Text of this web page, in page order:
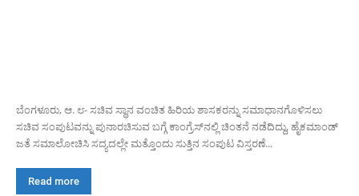
ಬೆಂಗಳೂರು, ಆ. ೮- ಸಚಿವ ಸ್ಥಾನ ವಂಚಿತ ಹಿರಿಯ ಶಾಸಕರನ್ನು ಸಮಾಧಾನಗೊಳಿಸಲು
ಸಚಿವ ಸಂಪುಟವನ್ನು ಪುನಾರಚಿಸುವ ಬಗ್ಗೆ ಕಾಂಗ್ರೆಸ್‌ನಲ್ಲಿ ಚಿಂತನೆ ನಡೆದಿದ್ದು, ಹೈಕಮಾಂಡ್
ಜತೆ ಸಮಾಲೋಚಿಸಿ ಸದ್ಯದಲ್ಲೇ ಮತ್ತೊಂದು ಸುತ್ತಿನ ಸಂಪುಟ ವಿಸ್ತರಣೆ...
Read more